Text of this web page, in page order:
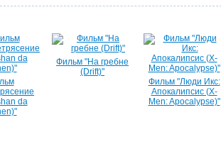
da
Фильм "На гребне
(Drift)"
Фильм "Люди Икс:
Апокалипсис (X-
Men: Apocalypse)"